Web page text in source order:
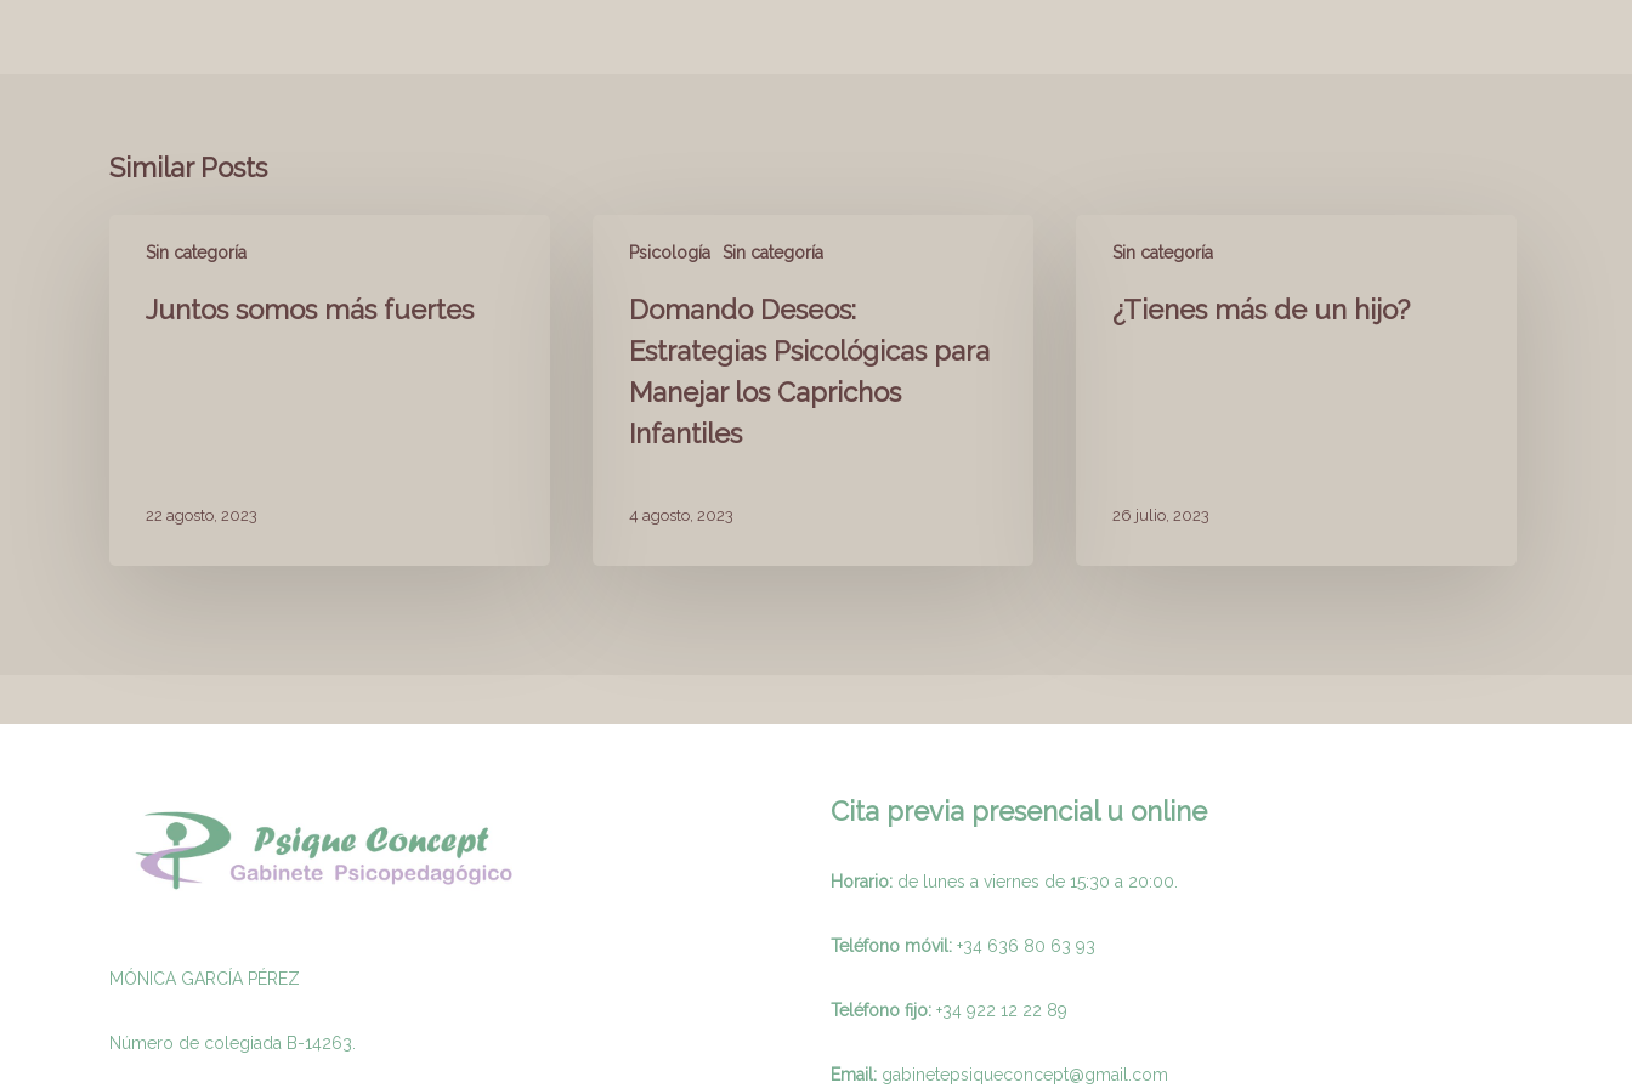
Similar Posts
Sin categoría
Juntos somos más fuertes
22 agosto, 2023
Psicología Sin categoría
Domando Deseos:
Estrategias Psicológicas para
Manejar los Caprichos
Infantiles
4 agosto, 2023
Sin categoría
¿Tienes más de un hijo?
26 julio, 2023
MÓNICA GARCÍA PÉREZ
Número de colegiada B-14263.
Cita previa presencial u online
Horario:de lunes a viernes de 15:30 a 20:00.
Teléfono móvil: +34 636 80 63 93
Teléfono fijo:+34 922 12 22 89
Email: gabinetepsiqueconcept@gmail.com